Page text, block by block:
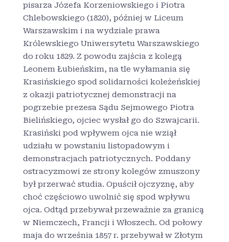
pisarza Józefa Korzeniowskiego i Piotra
Chlebowskiego (1820), później w Liceum
Warszawskim i na wydziale prawa
Królewskiego Uniwersytetu Warszawskiego
do roku 1829. Z powodu zajścia z kolegą
Leonem Łubieńskim, na tle wyłamania się
Krasińskiego spod solidarności koleżeńskiej
z okazji patriotycznej demonstracji na
pogrzebie prezesa Sądu Sejmowego Piotra
Bielińskiego, ojciec wysłał go do Szwajcarii.
Krasiński pod wpływem ojca nie wziął
udziału w powstaniu listopadowym i
demonstracjach patriotycznych. Poddany
ostracyzmowi ze strony kolegów zmuszony
był przerwać studia. Opuścił ojczyznę, aby
choć częściowo uwolnić się spod wpływu
ojca. Odtąd przebywał przeważnie za granicą
w Niemczech, Francji i Włoszech. Od połowy
maja do września 1857 r. przebywał w Złotym